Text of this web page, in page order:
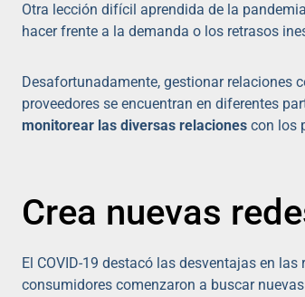
Otra lección difícil aprendida de la
hacer frente a la demanda o los retrasos
Desafortunadamente, gestionar relaciones
proveedores se encuentran en diferentes
monitorear las diversas relaciones con los
Crea nuevas
El COVID-19 destacó las desventajas en
consumidores comenzaron a buscar